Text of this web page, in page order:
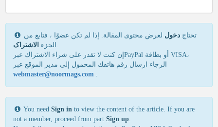
تحتاج دخول لعرض محتوى المقالة. إذا لم تكن عضوًا ، فتابع من
الجزء الاشتراک
.
إن كنت لا تقدر علی شراء الاشتراك عبرPayPal أو بطاقة VISA،
الرجاء ارسال رقم هاتفك المحمول إلی مدير الموقع عبر
webmaster@noormags.com .
You need Sign in to view the content of the article. If you are
not a member, proceed from part Sign up.